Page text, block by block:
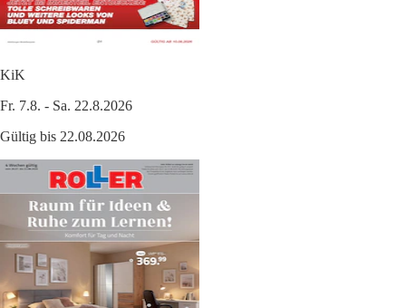
KiK
Fr. 7.8. - Sa. 22.8.2026
Gültig bis 22.08.2026